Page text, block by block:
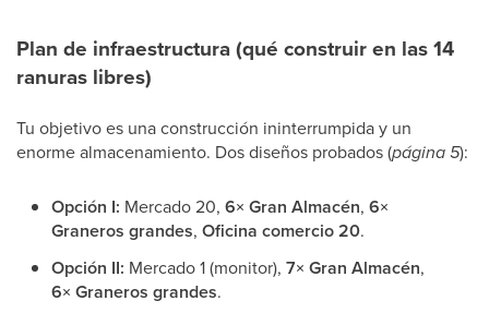
Plan de infraestructura (qué construir en las 14
ranuras libres)
Tu objetivo es una construcción ininterrumpida y un
enorme almacenamiento. Dos diseños probados (página 5):
Opción I: Mercado 20, 6× Gran Almacén, 6×
Graneros grandes, Oficina comercio 20.
Opción II: Mercado 1 (monitor), 7× Gran Almacén,
6× Graneros grandes.